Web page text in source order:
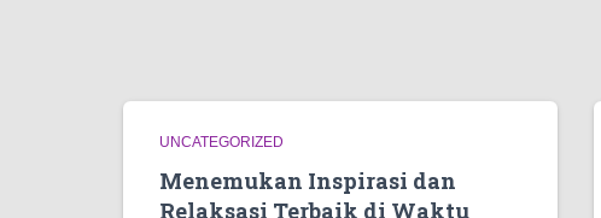
UNCATEGORIZED
Menemukan Inspirasi dan
Relaksasi Terbaik di Waktu